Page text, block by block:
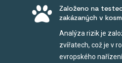

Založeno na
zakázaných v
Analýza rizik je
zvířatech, což je v
evropského